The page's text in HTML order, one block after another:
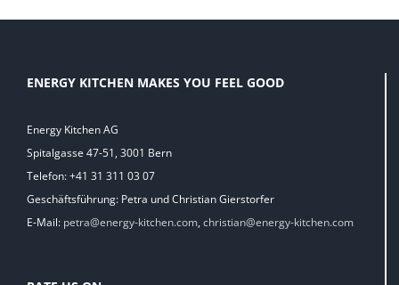
ENERGY KITCHEN MAKES YOU FEEL GOOD
Energy Kitchen AG
Spitalgasse 47-51, 3001 Bern
Telefon: +41 31 311 03 07
Geschäftsführung: Petra und Christian Gierstorfer
E-Mail: petra@energy-kitchen.com, christian@energy-kitchen.com